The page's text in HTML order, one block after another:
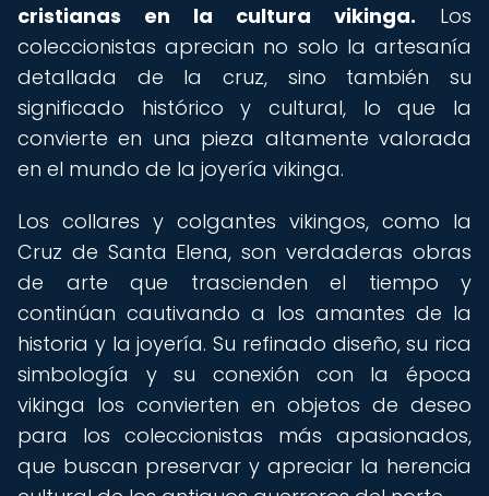
cristianas en la cultura vikinga. Los
coleccionistas aprecian no solo la artesanía
detallada de la cruz, sino también su
significado histórico y cultural, lo que la
convierte en una pieza altamente valorada
en el mundo de la joyería vikinga.
Los collares y colgantes vikingos, como la
Cruz de Santa Elena, son verdaderas obras
de arte que trascienden el tiempo y
continúan cautivando a los amantes de la
historia y la joyería. Su refinado diseño, su rica
simbología y su conexión con la época
vikinga los convierten en objetos de deseo
para los coleccionistas más apasionados,
que buscan preservar y apreciar la herencia